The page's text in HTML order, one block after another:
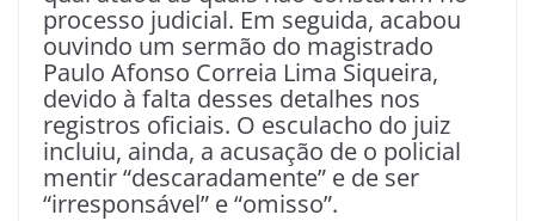
processo judicial. Em seguida, acabou
ouvindo um sermão do magistrado
Paulo Afonso Correia Lima Siqueira,
devido à falta desses detalhes nos
registros oficiais. O esculacho do juiz
incluiu, ainda, a acusação de o policial
mentir “descaradamente” e de ser
“irresponsável” e “omisso”.